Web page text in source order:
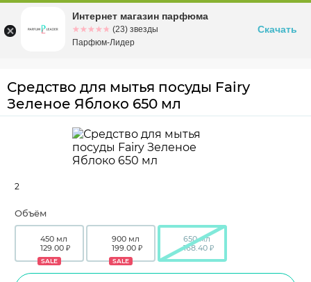
Омскул. Заозерная, 11, к. 1
Средство для мытья посуды Fairy
Зеленое Яблоко 650 мл
2
Объём
450 мл
129.00 ₽
SALE
900 мл
199.00 ₽
SALE
650 мл
168.40 ₽
Интернет магазин парфюма
☆☆☆☆☆
★★★★★ (23) звезды
Парфюм-Лидер
Скачать